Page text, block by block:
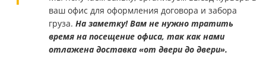
ваш офис для оформления договора и забора
груза. На заметку! Вам не нужно тратить
время на посещение офиса, так как нами
отлажена доставка «от двери до двери».